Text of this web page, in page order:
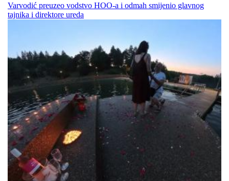
Varvodić preuzeo vodstvo HOO-a i odmah smijenio glavnog
tajnika i direktore ureda